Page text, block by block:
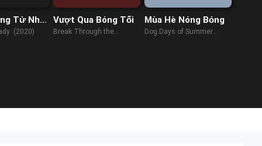
Tử Nhà
(2020)
Vượt Qua Bóng Tối
Break Through the
Mùa Hè Nóng Bỏng
Dog Days of Summer